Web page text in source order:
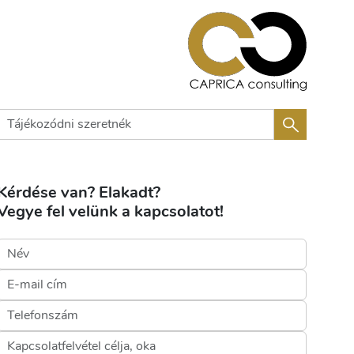
van? Elakadt?
fel velünk a kapcsolatot!